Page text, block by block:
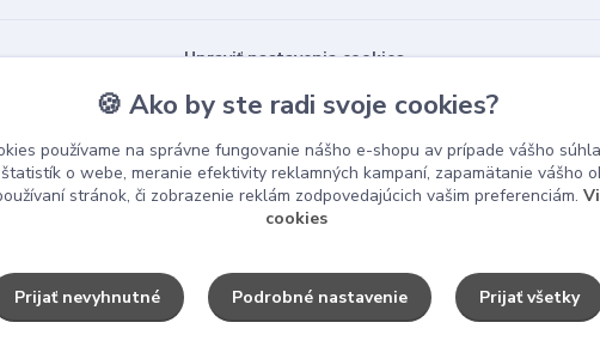
Upraviť nastavenia cookies.
🍪 Ako by ste radi svoje cookies?
používame na správne fungovanie nášho e-shopu av prípade vášho
o webe, meranie efektivity reklamných kampaní, zapamätanie vášho
stránok, či zobrazenie reklám zodpovedajúcich vašim preferenciám.
cookies
Prijať nevyhnutné Podrobné nastavenie Prijať všetky